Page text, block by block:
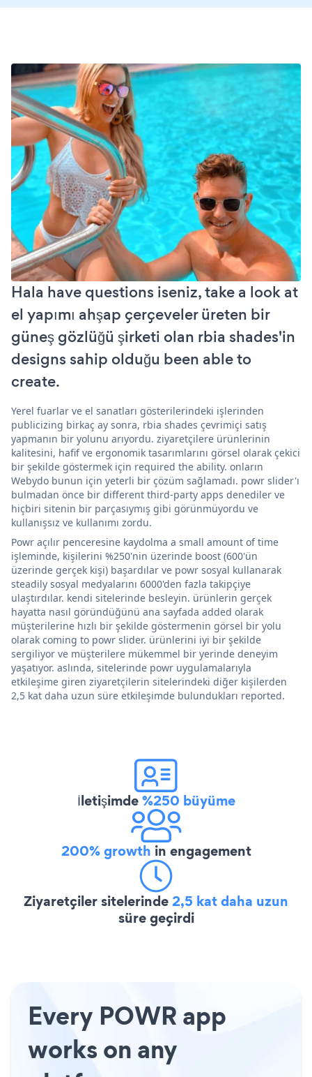
Hala have questions iseniz, take a look at
el yapımı ahşap çerçeveler üreten bir
güneş gözlüğü şirketi olan rbia shades'in
designs sahip olduğu been able to
create.
Yerel fuarlar ve el sanatları gösterilerindeki işlerinden
publicizing birkaç ay sonra, rbia shades çevrimiçi satış
yapmanın bir yolunu arıyordu. ziyaretçilere ürünlerinin
kalitesini, hafif ve ergonomik tasarımlarını görsel olarak çekici
bir şekilde göstermek için required the ability. onların
Webydo bunun için yeterli bir çözüm sağlamadı. powr slider'ı
bulmadan önce bir different third-party apps denediler ve
hiçbiri sitenin bir parçasıymış gibi görünmüyordu ve
kullanışsız ve kullanımı zordu.
Powr açılır penceresine kaydolma a small amount of time
işleminde, kişilerini %250'nin üzerinde boost (600'ün
üzerinde gerçek kişi) başardılar ve powr sosyal kullanarak
steadily sosyal medyalarını 6000'den fazla takipçiye
ulaştırdılar. kendi sitelerinde besleyin. ürünlerin gerçek
hayatta nasıl göründüğünü ana sayfada added olarak
müşterilerine hızlı bir şekilde göstermenin görsel bir yolu
olarak coming to powr slider. ürünlerini iyi bir şekilde
sergiliyor ve müşterilere mükemmel bir yerinde deneyim
yaşatıyor. aslında, sitelerinde powr uygulamalarıyla
etkileşime giren ziyaretçilerin sitelerindeki diğer kişilerden
2,5 kat daha uzun süre etkileşimde bulundukları reported.
İletişimde%250 büyüme
200% growth in engagement
Ziyaretçiler sitelerinde2,5 kat daha uzun
süre geçirdi
Every POWR app
works on any